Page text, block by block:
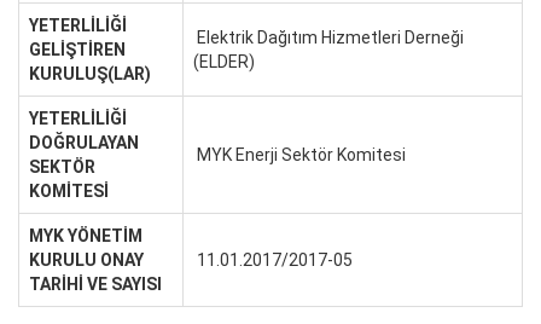
YETERLİLİĞİ
GELİŞTİREN
KURULUŞ(LAR)
Elektrik Dağıtım Hizmetleri Derneği
(ELDER)
YETERLİLİĞİ
DOĞRULAYAN
SEKTÖR
KOMİTESİ
MYK Enerji Sektör Komitesi
MYK YÖNETİM
KURULU ONAY
TARİHİ VE SAYISI
11.01.2017/2017-05